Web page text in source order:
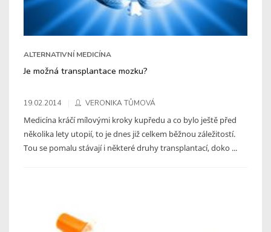
ALTERNATIVNÍ MEDICÍNA
Je možná transplantace mozku?
19.02.2014 VERONIKA TŮMOVÁ
Medicína kráčí mílovými kroky kupředu a co bylo ještě před
několika lety utopií, to je dnes již celkem běžnou záležitostí.
Tou se pomalu stávají i některé druhy transplantací, doko ...